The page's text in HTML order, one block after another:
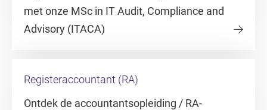
met onze MSc in IT Audit, Compliance and
Advisory (ITACA)
Registeraccountant (RA)
Ontdek de accountantsopleiding / RA-